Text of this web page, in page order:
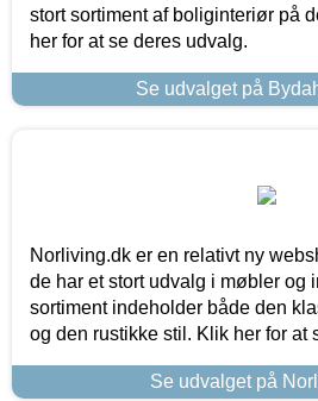
stort sortiment af boliginteriør på
her for at se deres udvalg.
Se udvalget på
Norliving.dk er en relativt ny
de har et stort udvalg i møbler og
sortiment indeholder både den
og den rustikke stil. Klik her for at
Se udvalget på